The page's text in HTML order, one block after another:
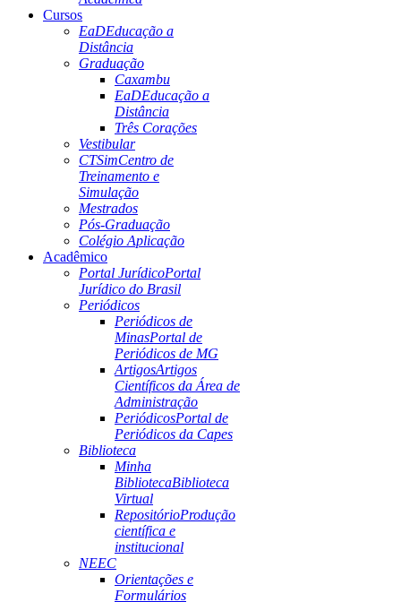
Cursos
EaDEducação a
Distância
Graduação
Caxambu
EaDEducação a
Distância
Três Corações
Vestibular
CTSimCentro de
Treinamento e
Simulação
Mestrados
Pós-Graduação
Colégio Aplicação
Acadêmico
Portal JurídicoPortal
Jurídico do Brasil
Periódicos
Periódicos de
MinasPortal de
Periódicos de MG
ArtigosArtigos
Científicos da Área de
Administração
PeriódicosPortal de
Periódicos da Capes
Biblioteca
Minha
BibliotecaBiblioteca
Virtual
RepositórioProdução
científica e
institucional
NEEC
Orientações e
Formulários